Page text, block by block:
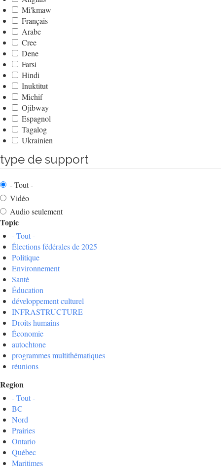
Mi'kmaw
Français
Arabe
Cree
Dene
Farsi
Hindi
Inuktitut
Michif
Ojibway
Espagnol
Tagalog
Ukrainien
type de support
- Tout -
Vidéo
Audio seulement
Topic
- Tout -
Élections fédérales de 2025
Politique
Environnement
Santé
Éducation
développement culturel
INFRASTRUCTURE
Droits humains
Économie
autochtone
programmes multithématiques
réunions
Region
- Tout -
BC
Nord
Prairies
Ontario
Québec
Maritimes